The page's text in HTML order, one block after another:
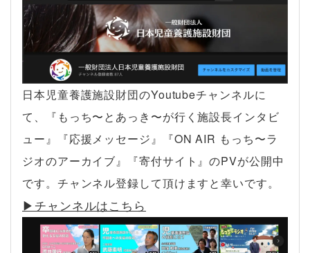
日本児童養護施設財団のYoutubeチャンネルに
て、『もっち〜とあっき〜が行く施設長インタビ
ュー』『応援メッセージ』『ON AIR もっち〜ラ
ジオのアーカイブ』『寄付サイト』のPVが公開中
です。チャンネル登録して頂けますと幸いです。
▶︎チャンネルはこちら